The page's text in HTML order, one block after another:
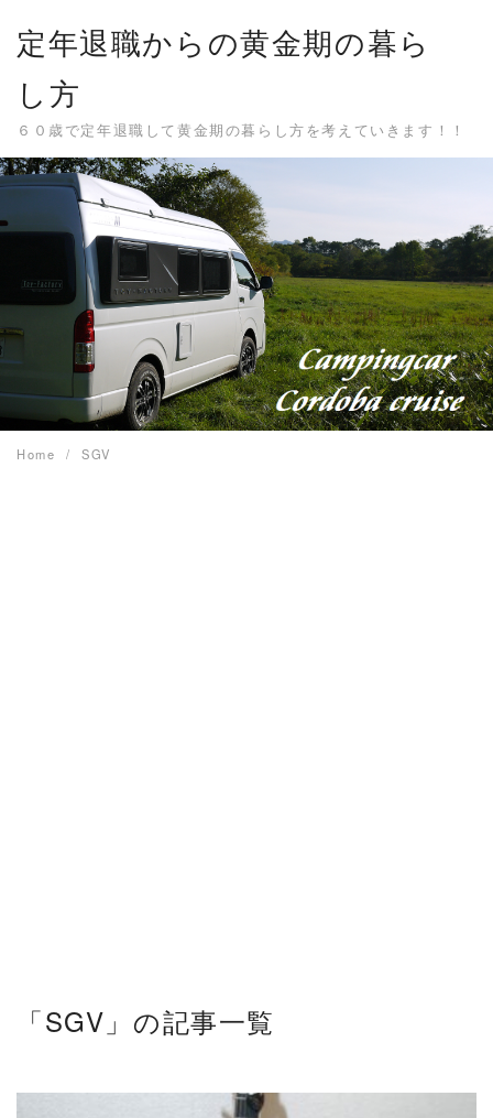
content
定年退職からの黄金期の暮ら
し方
６０歳で定年退職して黄金期の暮らし方を考えていきます！！
Home SGV
「SGV」の記事一覧